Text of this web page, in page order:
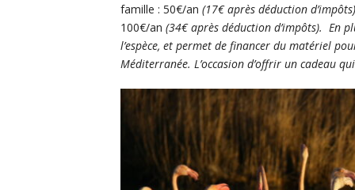
famille : 50€/an (17€ après déduction d’impôts)
100€/an (34€ après déduction d’impôts). En
l’espèce, et permet de financer du matériel
Méditerranée. L’occasion d’offrir un cadeau